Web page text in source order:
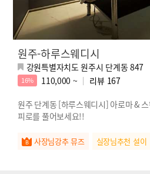
원주-하루스웨디시
강원특별자치도 원주시 단계동 847
16% 110,000 ~ 리뷰 167
원주 단계동 [하루스웨디시] 아로마 &
피로를 풀어보세요!!
사장님강추 뮤즈 실장님추천 설이